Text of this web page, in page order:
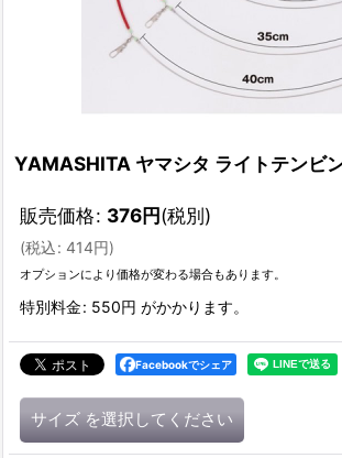
YAMASHITA ヤマシタ ライトテンビ
販売価格: 376円(税別)
(税込: 414円)
オプションにより価格が変わる場合もあります。
特別料金: 550円 がかかります。
Facebookでシェア
サイズ を選択してください